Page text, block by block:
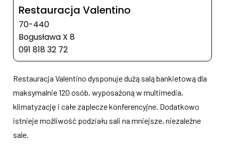
Restauracja Valentino
70-440
Bogusława X 8
091 818 32 72
Restauracja Valentino dysponuje dużą salą bankietową dla
maksymalnie 120 osób, wyposażoną w multimedia,
klimatyzację i całe zaplecze konferencyjne. Dodatkowo
istnieje możliwość podziału sali na mniejsze, niezależne
sale.